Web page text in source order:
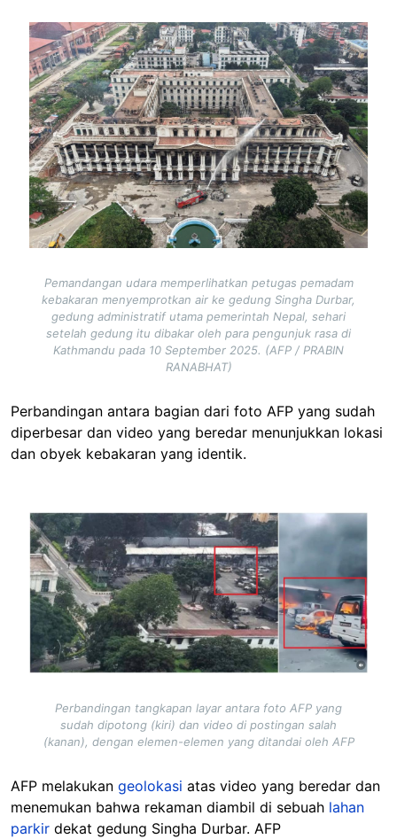
Image
Pemandangan udara memperlihatkan petugas pemadam
kebakaran menyemprotkan air ke gedung Singha Durbar,
gedung administratif utama pemerintah Nepal, sehari
setelah gedung itu dibakar oleh para pengunjuk rasa di
Kathmandu pada 10 September 2025. (AFP / PRABIN
RANABHAT)
Perbandingan antara bagian dari foto AFP yang sudah
diperbesar dan video yang beredar menunjukkan lokasi
dan obyek kebakaran yang identik.
Image
Perbandingan tangkapan layar antara foto AFP yang
sudah dipotong (kiri) dan video di postingan salah
(kanan), dengan elemen-elemen yang ditandai oleh AFP
AFP melakukan geolokasi atas video yang beredar dan
menemukan bahwa rekaman diambil di sebuah lahan
parkir dekat gedung Singha Durbar. AFP